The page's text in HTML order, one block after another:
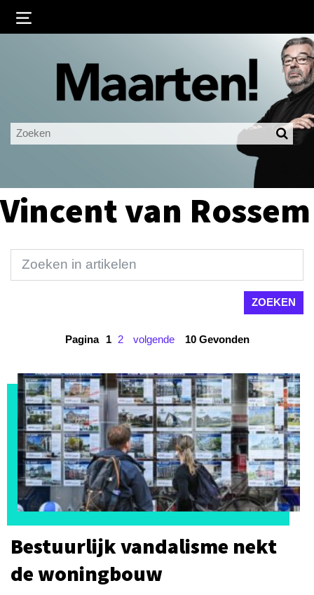
Ingelogd blijven
LOGIN
Vincent van Rossem
Pagina 1 2 volgende 10 Gevonden
Bestuurlijk vandalisme nekt
de woningbouw